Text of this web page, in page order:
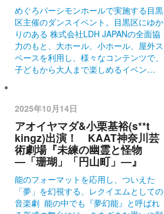
めぐろパーシモンホールで実施する目黒
区主催のダンスイベント。目黒区にゆか
りのある 株式会社LDH JAPANの全面協
力のもと、大ホール、小ホール、屋外ス
ペースを利用し、様々なコンテンツで、
子どもから大人まで楽しめるイベン…
2025年10月14日
アオイヤマダ&小栗基裕(s**t
kingz)出演！ KAAT神奈川芸
術劇場『未練の幽霊と怪物
―「珊瑚」「円山町」―』
能のフォーマットを応用し、ついえた
「夢」を幻視する、レクイエムとしての
音楽劇 能の中でも『夢幻能』と呼ばれ